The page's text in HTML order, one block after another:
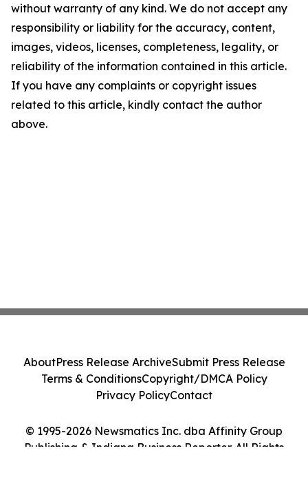
without warranty of any kind. We do not accept any
responsibility or liability for the accuracy, content,
images, videos, licenses, completeness, legality, or
reliability of the information contained in this article.
If you have any complaints or copyright issues
related to this article, kindly contact the author
above.
© 1995-2026 Newsmatics Inc. dba Affinity Group
Publishing & Indiana Business Reporter. All Rights
AboutPress Release ArchiveSubmit Press Release
Terms & ConditionsCopyright/DMCA Policy
Privacy PolicyContact